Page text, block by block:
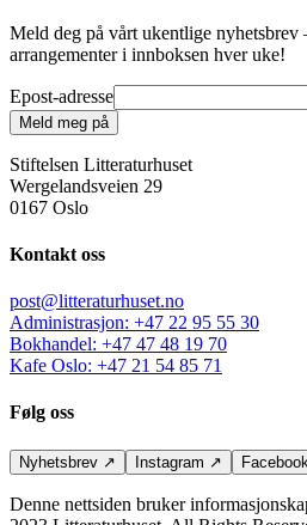
Meld deg på vårt ukentlige nyhetsbrev
arrangementer i innboksen hver uke!
Epost-adresse
Meld meg på
Stiftelsen Litteraturhuset
Wergelandsveien 29
0167 Oslo
Kontakt oss
post@litteraturhuset.no
Administrasjon: +47 22 95 55 30
Bokhandel: +47 47 48 19 70
Kafe Oslo: +47 21 54 85 71
Følg oss
Nyhetsbrev ↗ Instagram ↗ Facebook
Denne nettsiden bruker